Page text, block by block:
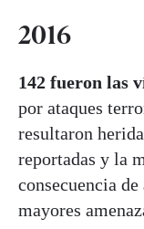
2016
142 fueron las
por ataques
resultaron
reportadas y la
consecuencia de
mayores